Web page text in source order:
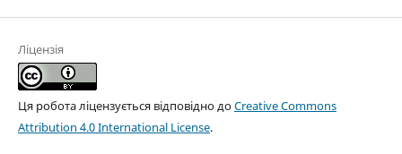
Ліцензія
Ця робота ліцензується відповідно доCreative Commons
Attribution 4.0 International License.